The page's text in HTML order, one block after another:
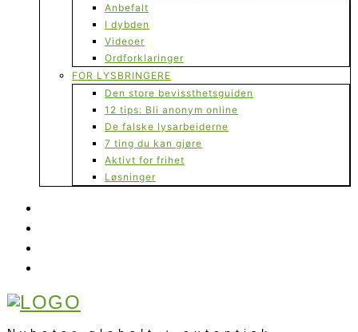
Anbefalt
I dybden
Videoer
Ordforklaringer
FOR LYSBRINGERE
Den store bevissthetsguiden
12 tips: Bli anonym online
De falske lysarbeiderne
7 ting du kan gjøre
Aktivt for frihet
Løsninger